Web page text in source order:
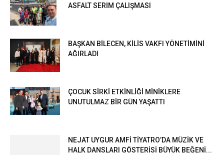
ASFALT SERİM ÇALIŞMASI
BAŞKAN BİLECEN, KİLİS VAKFI YÖNETİMİNİ
AĞIRLADI
ÇOCUK SİRKİ ETKİNLİĞİ MİNİKLERE
UNUTULMAZ BİR GÜN YAŞATTI
NEJAT UYGUR AMFİ TİYATRO’DA MÜZİK VE
HALK DANSLARI GÖSTERİSİ BÜYÜK BEĞENİ...